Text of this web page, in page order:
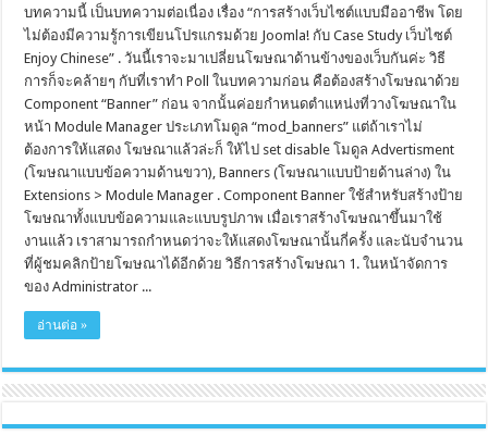
บทความนี้ เป็นบทความต่อเนื่อง เรื่อง “การสร้างเว็บไซต์แบบมืออาชีพ โดย
ไม่ต้องมีความรู้การเขียนโปรแกรมด้วย Joomla! กับ Case Study เว็บไซต์
Enjoy Chinese” . วันนี้เราจะมาเปลี่ยนโฆษณาด้านข้างของเว็บกันค่ะ วิธี
การก็จะคล้ายๆ กับที่เราทำ Poll ในบทความก่อน คือต้องสร้างโฆษณาด้วย
Component “Banner” ก่อน จากนั้นค่อยกำหนดตำแหน่งที่วางโฆษณาใน
หน้า Module Manager ประเภทโมดูล “mod_banners” แต่ถ้าเราไม่
ต้องการให้แสดง โฆษณาแล้วล่ะก็ ให้ไป set disable โมดูล Advertisment
(โฆษณาแบบข้อความด้านขวา), Banners (โฆษณาแบบป้ายด้านล่าง) ใน
Extensions > Module Manager . Component Banner ใช้สำหรับสร้างป้าย
โฆษณาทั้งแบบข้อความและแบบรูปภาพ เมื่อเราสร้างโฆษณาขึ้นมาใช้
งานแล้ว เราสามารถกำหนดว่าจะให้แสดงโฆษณานั้นกี่ครั้ง และนับจำนวน
ที่ผู้ชมคลิกป้ายโฆษณาได้อีกด้วย วิธีการสร้างโฆษณา 1. ในหน้าจัดการ
ของ Administrator ...
อ่านต่อ »